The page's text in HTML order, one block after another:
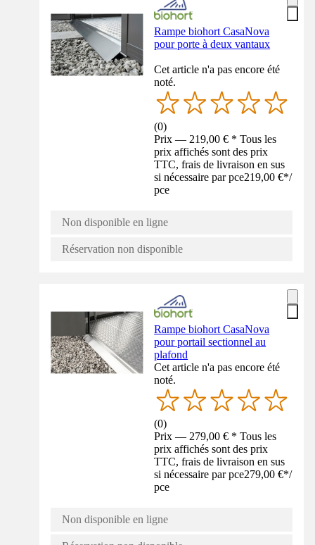
Rampe biohort CasaNova
pour porte à deux vantaux
Cet article n'a pas encore été
noté.
(0)
Prix — 219,00 € * Tous les
prix affichés sont des prix
TTC, frais de livraison en sus
si nécessaire par pce219,00 €*/
pce
Non disponible en ligne
Réservation non disponible
Rampe biohort CasaNova
pour portail sectionnel au
plafond
Cet article n'a pas encore été
noté.
(0)
Prix — 279,00 € * Tous les
prix affichés sont des prix
TTC, frais de livraison en sus
si nécessaire par pce279,00 €*/
pce
Non disponible en ligne